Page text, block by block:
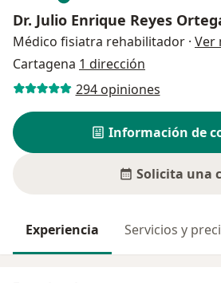
Dr. Julio Enrique Reyes
Médico fisiatra rehabilitador · Ver
Cartagena 1 dirección
294 opiniones
Información de
Solicita una
Experiencia Servicios y